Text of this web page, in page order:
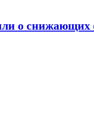
о снижающих